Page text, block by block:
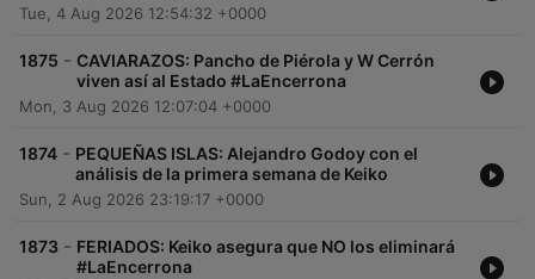
Tue, 4 Aug 2026 12:54:32 +0000
1875 - CAVIARAZOS: Pancho de Piérola y W Cerrón
viven así al Estado #LaEncerrona
Mon, 3 Aug 2026 12:07:04 +0000
1874 - PEQUEÑAS ISLAS: Alejandro Godoy con el
análisis de la primera semana de Keiko
Sun, 2 Aug 2026 23:19:17 +0000
1873 - FERIADOS: Keiko asegura que NO los eliminará
#LaEncerrona